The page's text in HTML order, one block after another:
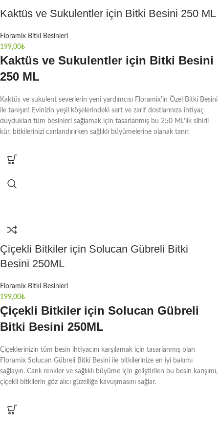
Kaktüs ve Sukulentler için Bitki Besini 250 ML
Floramix Bitki Besinleri
199,00₺
Kaktüs ve Sukulentler için Bitki Besini
250 ML
Kaktüs ve sukulent severlerin yeni yardımcısı Floramix'in Özel Bitki Besini
ile tanışın! Evinizin yeşil köşelerindeki sert ve zarif dostlarınıza ihtiyaç
duydukları tüm besinleri sağlamak için tasarlanmış bu 250 ML'lik sihirli
kür, bitkilerinizi canlandırırken sağlıklı büyümelerine olanak tanır.
Çiçekli Bitkiler için Solucan Gübreli Bitki
Besini 250ML
Floramix Bitki Besinleri
199,00₺
Çiçekli Bitkiler için Solucan Gübreli
Bitki Besini 250ML
Çiçeklerinizin tüm besin ihtiyacını karşılamak için tasarlanmış olan
Floramix Solucan Gübreli Bitki Besini ile bitkilerinize en iyi bakımı
sağlayın. Canlı renkler ve sağlıklı büyüme için geliştirilen bu besin karışımı,
çiçekli bitkilerin göz alıcı güzelliğe kavuşmasını sağlar.